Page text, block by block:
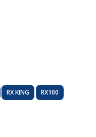
RX KING RX100